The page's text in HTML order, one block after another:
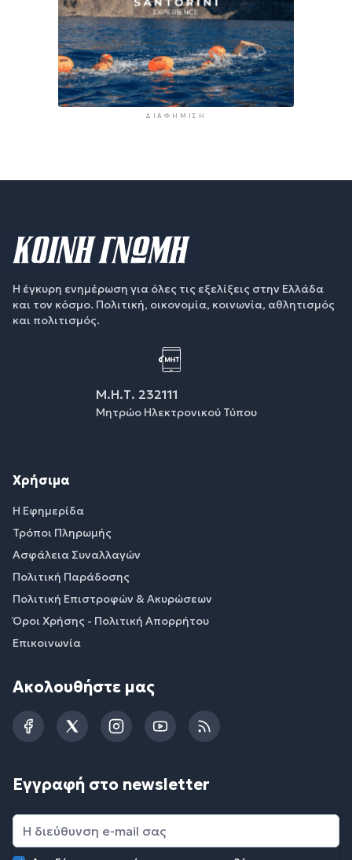
ΔΙΑΦΉΜΙΣΗ
Η έγκυρη ενημέρωση για όλες τις εξελίξεις στην Ελλάδα
και τον κόσμο. Πολιτική, οικονομία, κοινωνία, αθλητισμός
και πολιτισμός.
Μ.Η.Τ. 232111
Μητρώο Ηλεκτρονικού Τύπου
Χρήσιμα
Η Εφημερίδα
Τρόποι Πληρωμής
Ασφάλεια Συναλλαγών
Πολιτική Παράδοσης
Πολιτική Επιστροφών & Ακυρώσεων
Όροι Χρήσης - Πολιτική Απορρήτου
Επικοινωνία
Ακολουθήστε μας
FacebookTwitterInstagramYouTubeRSS
Εγγραφή στο newsletter